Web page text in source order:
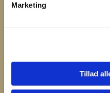
Marketing
Tillad